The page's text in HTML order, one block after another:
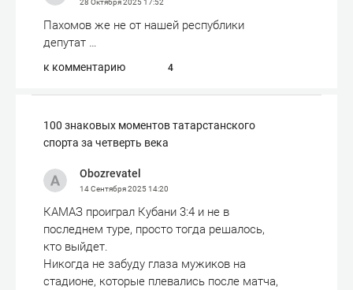
28 Октября 202517:52
Пахомов же не от нашей республики
депутат …
к комментарию 4
100 знаковых моментов татарстанского
спорта за четверть века
Obozrevatel
14 Сентября 202514:20
КАМАЗ проиграл Кубани 3:4 и не в
последнем туре, просто тогда решалось,
кто выйдет.
Никогда не забуду глаза мужиков на
стадионе, которые плевались после матча,